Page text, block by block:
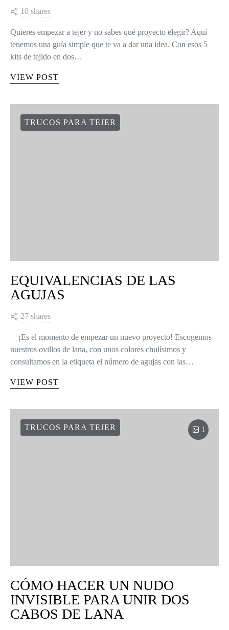
10 shares
Quieres empezar a tejer y no sabes qué proyecto elegir? Aquí
tenemos una guía simple que te va a dar una idea. Con esos 5
kits de tejido en dos…
VIEW POST
TRUCOS PARA TEJER
EQUIVALENCIAS DE LAS
AGUJAS
27 shares
¡Es el momento de empezar un nuevo proyecto! Escogemos
nuestros ovillos de lana, con unos colores chulísimos y
consultamos en la etiqueta el número de agujas con las…
VIEW POST
TRUCOS PARA TEJER 1
CÓMO HACER UN NUDO
INVISIBLE PARA UNIR DOS
CABOS DE LANA